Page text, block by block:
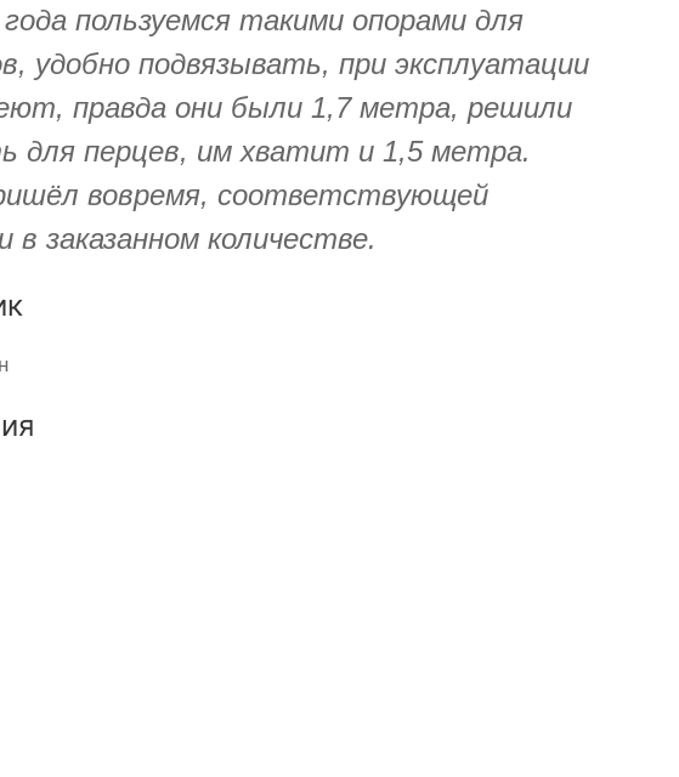
пользуемся такими опорами для
удобно подвязывать, при эксплуатации
правда они были 1,7 метра, решили
для перцев, им хватит и 1,5 метра.
вовремя, соответствующей
в заказанном количестве.